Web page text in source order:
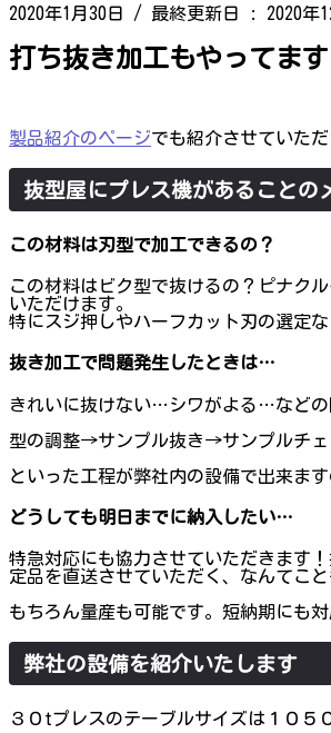
2020年1月30日
/ 最終更新日 : 2020年
打ち抜き加工もやってます
製品紹介のページでも紹介させていた
抜型屋にプレス機があることの
この材料は刃型で加工できるの？
この材料はビク型で抜けるの？ピナク
いただけます。
特にスジ押しやハーフカット刃の選定
抜き加工で問題発生したときは…
きれいに抜けない…シワがよる…などの
型の調整→サンプル抜き→サンプルチ
といった工程が弊社内の設備で出来ま
どうしても明日までに納入したい…
特急対応にも協力させていただきます
定品を直送させていただく、なんてこと
もちろん量産も可能です。短納期にも
弊社の設備を紹介いたします
３０tプレスのテーブルサイズは１０５